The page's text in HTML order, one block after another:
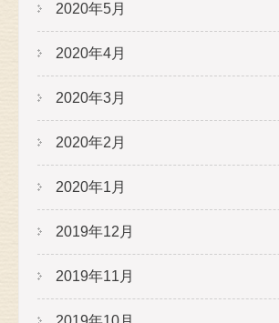
2020年5月
2020年4月
2020年3月
2020年2月
2020年1月
2019年12月
2019年11月